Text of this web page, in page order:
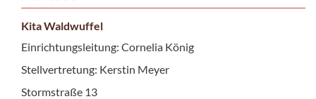
Kita Waldwuffel
Einrichtungsleitung: Cornelia König
Stellvertretung: Kerstin Meyer
Stormstraße 13